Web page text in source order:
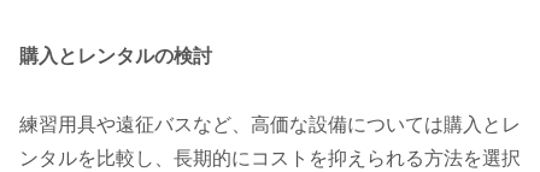
購入とレンタルの検討
練習用具や遠征バスなど、高価な設備については購入とレ
ンタルを比較し、長期的にコストを抑えられる方法を選択